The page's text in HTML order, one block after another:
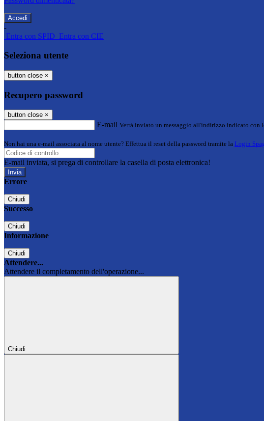
-
Entra con SPID Entra con CIE
Seleziona utente
button close ×
Recupero password
button close ×
E-mail Verrà inviato un messaggio all'indirizzo indicato con
Non hai una e-mail associata al nome utente? Effettua il reset della password tramite la Login
E-mail inviata, si prega di controllare la casella di posta elettronica!
Errore
Chiudi
Successo
Chiudi
Informazione
Chiudi
Attendere...
Attendere il completamento dell'operazione...
Chiudi